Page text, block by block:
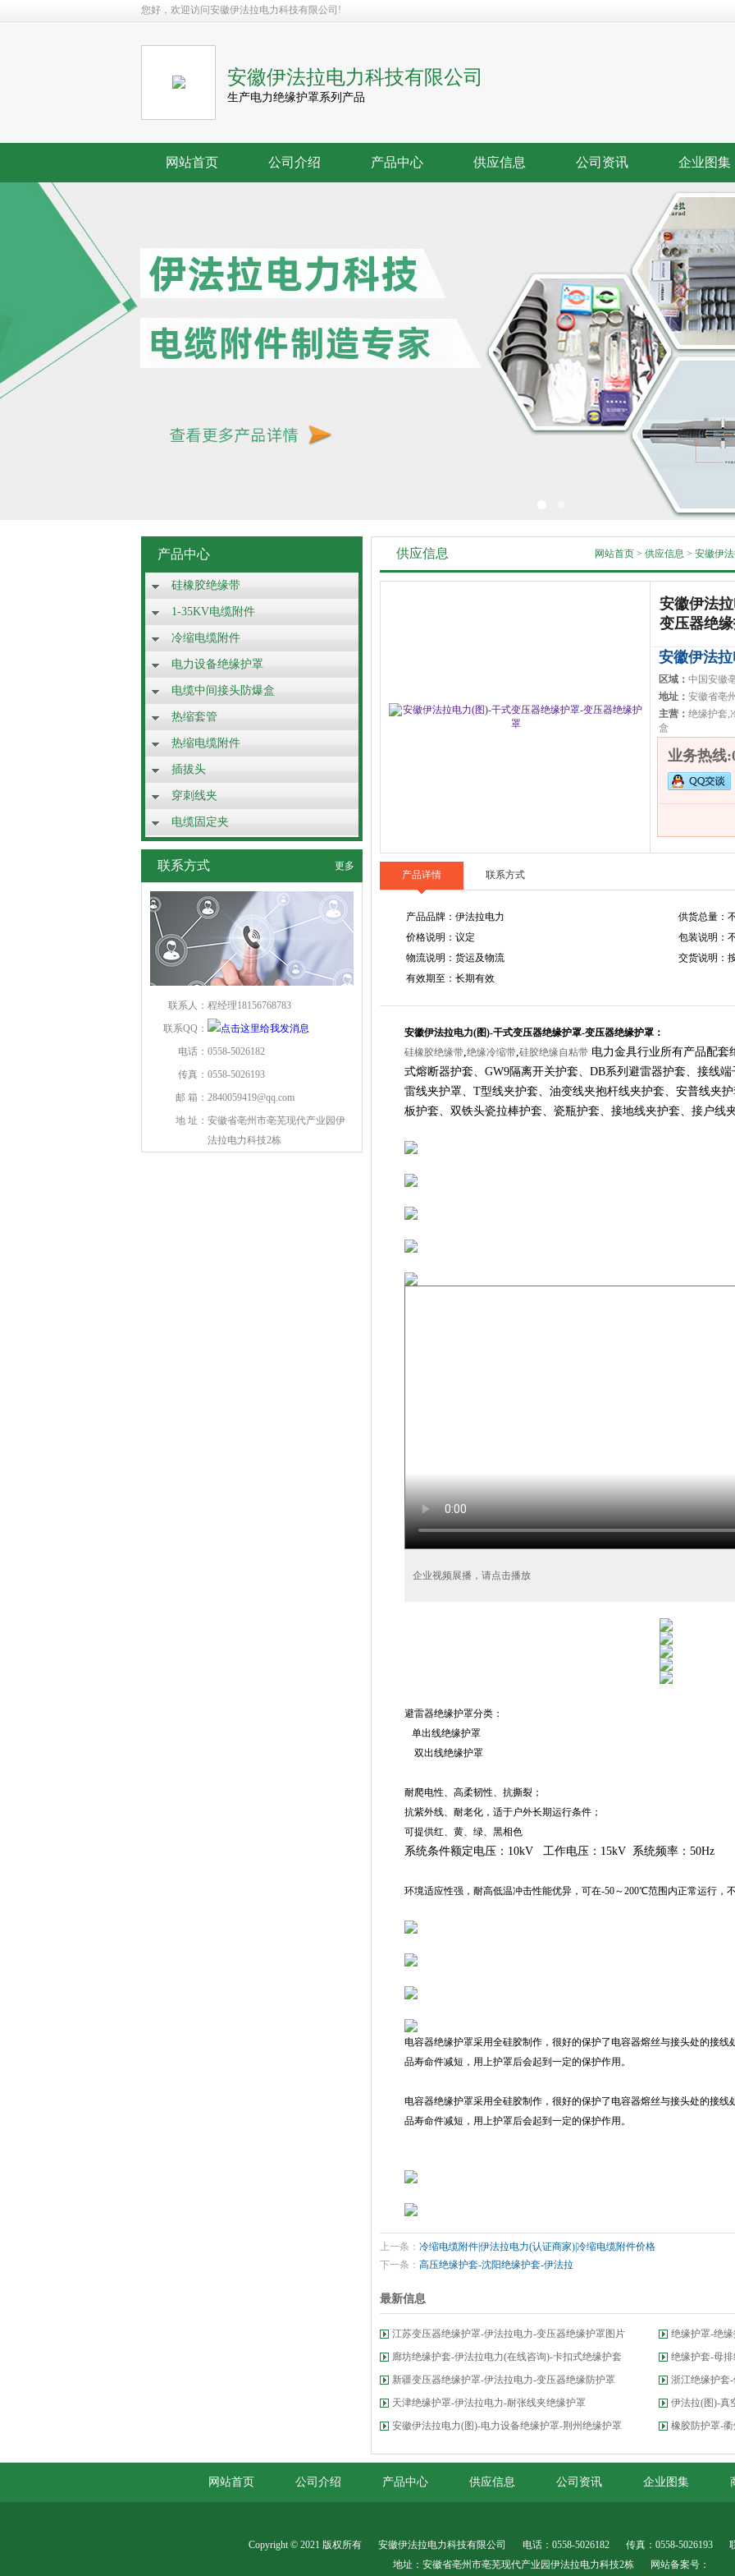
您好，欢迎访问安徽伊法拉电力科技有限公司!
安徽伊法拉电力科技有限公司
生产电力绝缘护罩系列产品
网站首页 公司介绍 产品中心 供应信息 公司资讯 企业图集
产品中心
硅橡胶绝缘带
1-35KV电缆附件
冷缩电缆附件
电力设备绝缘护罩
电缆中间接头防爆盒
热缩套管
热缩电缆附件
插拔头
穿刺线夹
电缆固定夹
更多
联系方式
联系人： 程经理18156768783
联系QQ：
电话： 0558-5026182
传真： 0558-5026193
邮 箱： 2840059419@qq.com
地 址： 安徽省亳州市亳芜现代产业园伊
法拉电力科技2栋
网站首页 > 供应信息 > 安徽伊
供应信息
安徽伊法
变压器绝
安徽伊法
区域： 中国安徽
地址： 安徽省亳
主营： 绝缘护套,
盒
业务热线
产品详情 联系方式
产品品牌：伊法拉电力
供货总量：
价格说明：议定
包装说明：
物流说明：货运及物流
交货说明：
有效期至：长期有效
安徽伊法拉电力(图)-干式变压器绝缘护罩-变压器绝缘护罩：
硅橡胶绝缘带,绝缘冷缩带,硅胶绝缘自粘带 电力金具行业所有产品配套
式熔断器护套、GW9隔离开关护套、DB系列避雷器护套、接线
雷线夹护罩、T型线夹护套、油变线夹抱杆线夹护套、安普线夹
板护套、双铁头瓷拉棒护套、瓷瓶护套、接地线夹护套、接户
企业视频展播，请点击播放
避雷器绝缘护罩分类：
单出线绝缘护罩
双出线绝缘护罩
耐爬电性、高柔韧性、抗撕裂；
抗紫外线、耐老化，适于户外长期运行条件；
可提供红、黄、绿、黑相色
系统条件额定电压：10kV 工作电压：15kV 系统频率：50Hz
环境适应性强，耐高低温冲击性能优异，可在-50～200℃范围内正常运行，
电容器绝缘护罩采用全硅胶制作，很好的保护了电容器熔丝与接头处的接
品寿命件减短，用上护罩后会起到一定的保护作用。
电容器绝缘护罩采用全硅胶制作，很好的保护了电容器熔丝与接头处的接
品寿命件减短，用上护罩后会起到一定的保护作用。
上一条： 冷缩电缆附件|伊法拉电力(认证商家)|冷缩电缆附件价格
下一条： 高压绝缘护套-沈阳绝缘护套-伊法拉
最新信息
江苏变压器绝缘护罩-伊法拉电力-变压器绝缘护罩图片
绝缘护罩-绝
廊坊绝缘护套-伊法拉电力(在线咨询)-卡扣式绝缘护套
绝缘护套-母
新疆变压器绝缘护罩-伊法拉电力-变压器绝缘防护罩
浙江绝缘护套
天津绝缘护罩-伊法拉电力-耐张线夹绝缘护罩
伊法拉(图)-真
安徽伊法拉电力(图)-电力设备绝缘护罩-荆州绝缘护罩
橡胶防护罩-
网站首页 公司介绍 产品中心 供应信息 公司资讯 企业图集
Copyright © 2021 版权所有 安徽伊法拉电力科技有限公司 电话：0558-5026182 传真：0558-5026193
地址：安徽省亳州市亳芜现代产业园伊法拉电力科技2栋
网站备案号：